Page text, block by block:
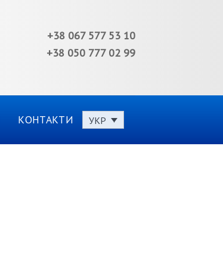
+38 067 577 53 10
+38 050 777 02 99
КОНТАКТИ УКР